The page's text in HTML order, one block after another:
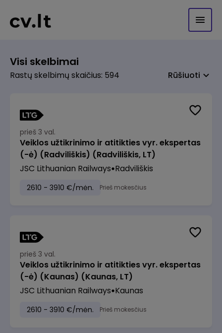
Visi skelbimai
Rastų skelbimų skaičius: 594 Rūšiuoti
prieš 3 val.
Veiklos užtikrinimo ir atitikties vyr. ekspertas
(-ė) (Radviliškis) (Radviliškis, LT)
JSC Lithuanian Railways Radviliškis
2610 - 3910 €/mėn. Prieš mokesčius
prieš 3 val.
Veiklos užtikrinimo ir atitikties vyr. ekspertas
(-ė) (Kaunas) (Kaunas, LT)
JSC Lithuanian Railways Kaunas
2610 - 3910 €/mėn. Prieš mokesčius